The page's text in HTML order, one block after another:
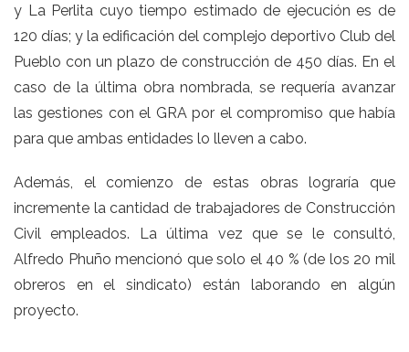
y La Perlita cuyo tiempo estimado de ejecución es de
120 días; y la edificación del complejo deportivo Club del
Pueblo con un plazo de construcción de 450 días. En el
caso de la última obra nombrada, se requería avanzar
las gestiones con el GRA por el compromiso que había
para que ambas entidades lo lleven a cabo.
Además, el comienzo de estas obras lograría que
incremente la cantidad de trabajadores de Construcción
Civil empleados. La última vez que se le consultó,
Alfredo Phuño mencionó que solo el 40 % (de los 20 mil
obreros en el sindicato) están laborando en algún
proyecto.